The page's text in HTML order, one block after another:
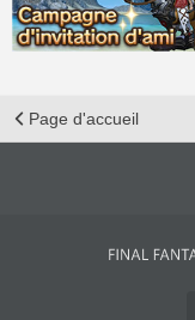
Page d'accueil